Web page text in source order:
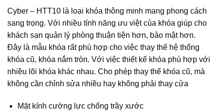
Cyber – HTT10 là loại khóa thông minh mang phong cách
sang trọng. Với nhiều tính năng ưu việt của khóa giúp cho
khách sạn quản lý phòng thuận tiện hơn, bảo mật hơn.
Đây là mẫu khóa rất phù hợp cho việc thay thế hệ thống
khóa cũ, khóa nắm tròn. Với việc thiết kế khóa phù hợp với
nhiều lõi khóa khác nhau. Cho phép thay thế khóa cũ, mà
không cần chỉnh sửa nhiều hay không phải thay cửa
Mặt kính cường lực chống trầy xước